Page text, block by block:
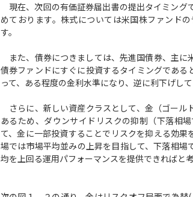
現在、次回の有価証券届出書の提出タイミング
めております。株式については米国株ファンド
す。
また、債券につきましては、先進国債券、主に
債券ファンドにすぐに投資するタイミングであ
って、ある程度の金利水準になり、逆に利下げし
さらに、新しい資産クラスとして、金（ゴール
あるため、ダウンサイドリスクの抑制（下落相
て、金に一部投資することでリスクを抑える効
場では市場平均並みの上昇を目指して、下落相
均を上回る運用パフォーマンスを提供できればと考